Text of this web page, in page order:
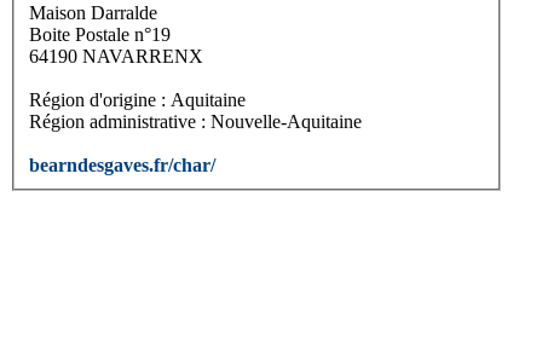
Maison Darralde
Boite Postale n°19
64190 NAVARRENX
Région d'origine : Aquitaine
Région administrative : Nouvelle-Aquitaine
bearndesgaves.fr/char/